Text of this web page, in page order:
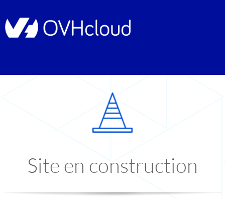
Site en construction